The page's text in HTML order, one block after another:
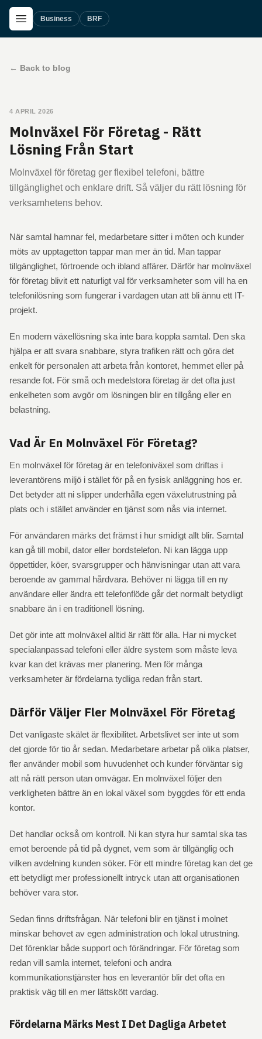
Skip to main content
Open Menu
Business BRF
← Back to blog
4 APRIL 2026
Molnväxel För Företag - Rätt
Lösning Från Start
Molnväxel för företag ger flexibel telefoni, bättre
tillgänglighet och enklare drift. Så väljer du rätt lösning för
verksamhetens behov.
När samtal hamnar fel, medarbetare sitter i möten och kunder
möts av upptagetton tappar man mer än tid. Man tappar
tillgänglighet, förtroende och ibland affärer. Därför har molnväxel
för företag blivit ett naturligt val för verksamheter som vill ha en
telefonilösning som fungerar i vardagen utan att bli ännu ett IT-
projekt.
En modern växellösning ska inte bara koppla samtal. Den ska
hjälpa er att svara snabbare, styra trafiken rätt och göra det
enkelt för personalen att arbeta från kontoret, hemmet eller på
resande fot. För små och medelstora företag är det ofta just
enkelheten som avgör om lösningen blir en tillgång eller en
belastning.
Vad Är En Molnväxel För Företag?
En molnväxel för företag är en telefoniväxel som driftas i
leverantörens miljö i stället för på en fysisk anläggning hos er.
Det betyder att ni slipper underhålla egen växelutrustning på
plats och i stället använder en tjänst som nås via internet.
För användaren märks det främst i hur smidigt allt blir. Samtal
kan gå till mobil, dator eller bordstelefon. Ni kan lägga upp
öppettider, köer, svarsgrupper och hänvisningar utan att vara
beroende av gammal hårdvara. Behöver ni lägga till en ny
användare eller ändra ett telefonflöde går det normalt betydligt
snabbare än i en traditionell lösning.
Det gör inte att molnväxel alltid är rätt för alla. Har ni mycket
specialanpassad telefoni eller äldre system som måste leva
kvar kan det krävas mer planering. Men för många
verksamheter är fördelarna tydliga redan från start.
Därför Väljer Fler Molnväxel För Företag
Det vanligaste skälet är flexibilitet. Arbetslivet ser inte ut som
det gjorde för tio år sedan. Medarbetare arbetar på olika platser,
fler använder mobil som huvudenhet och kunder förväntar sig
att nå rätt person utan omvägar. En molnväxel följer den
verkligheten bättre än en lokal växel som byggdes för ett enda
kontor.
Det handlar också om kontroll. Ni kan styra hur samtal ska tas
emot beroende på tid på dygnet, vem som är tillgänglig och
vilken avdelning kunden söker. För ett mindre företag kan det ge
ett betydligt mer professionellt intryck utan att organisationen
behöver vara stor.
Sedan finns driftsfrågan. När telefoni blir en tjänst i molnet
minskar behovet av egen administration och lokal utrustning.
Det förenklar både support och förändringar. För företag som
redan vill samla internet, telefoni och andra
kommunikationstjänster hos en leverantör blir det ofta en
praktisk väg till en mer lättskött vardag.
Fördelarna Märks Mest I Det Dagliga Arbetet